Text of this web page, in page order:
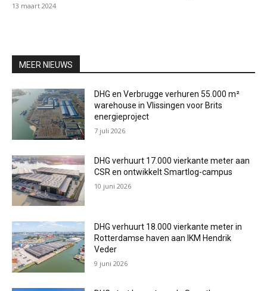
13 maart 2024
MEER NIEUWS
DHG en Verbrugge verhuren 55.000 m²
warehouse in Vlissingen voor Brits
energieproject
7 juli 2026
DHG verhuurt 17.000 vierkante meter aan
CSR en ontwikkelt Smartlog-campus
10 juni 2026
DHG verhuurt 18.000 vierkante meter in
Rotterdamse haven aan IKM Hendrik
Veder
9 juni 2026